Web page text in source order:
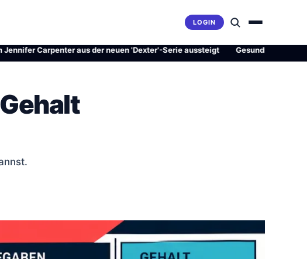
LOGIN
Carpenter aus der neuen 'Dexter'-Serie aussteigt· Gesundheitsrevolution